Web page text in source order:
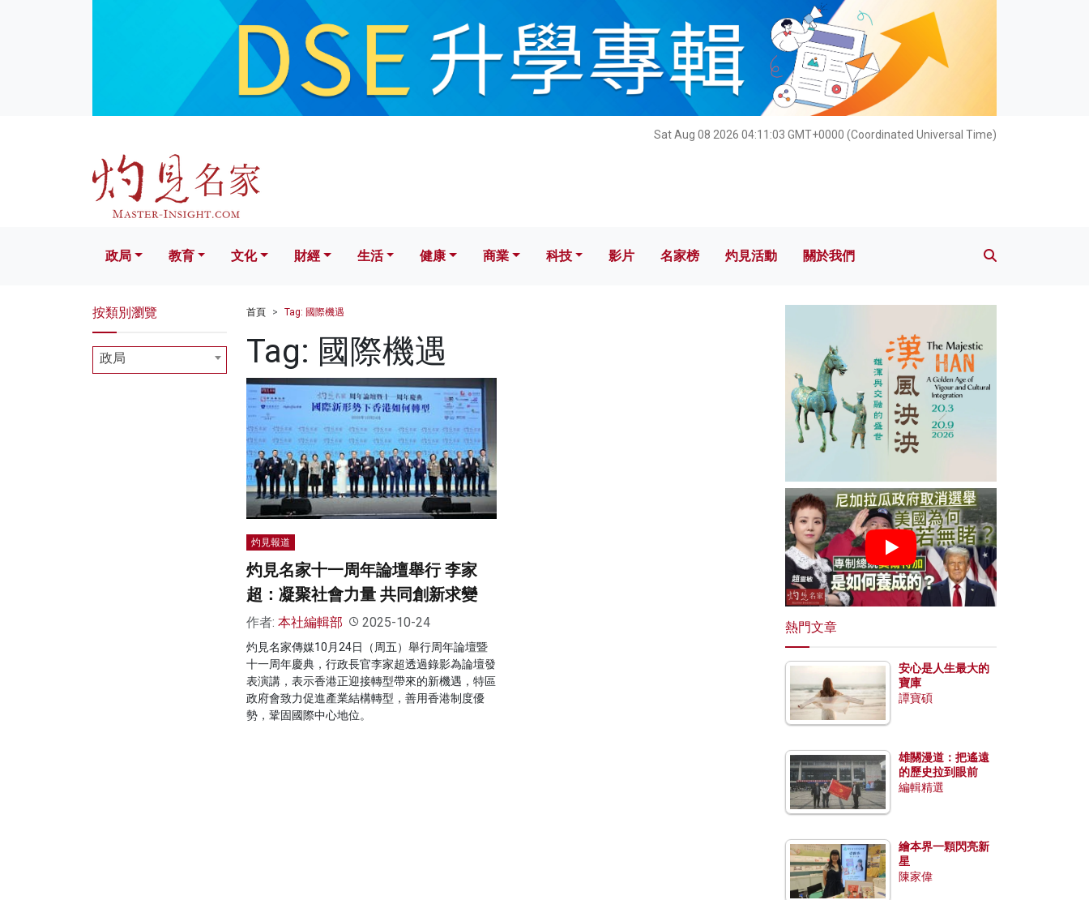
Sat Aug 08 2026 04:11:04 GMT+0000 (Coordinated Universal Time)
文化 財經 生活 健康 科技 影片 名家榜 灼見活動 關於我們
政局 教育 文化 財經 生活 健康 商業 科技 影片 名家榜 灼見活動 關於我們
首頁 Tag: 國際機遇
Tag: 國際機遇
灼見報道
灼見名家十一周年論壇舉行 李家
超：凝聚社會力量 共同創新求變
作者: 本社編輯部 2025-10-24
灼見名家傳媒10月24日（周五）舉行周年論壇暨
十一周年慶典，行政長官李家超透過錄影為論壇發
表演講，表示香港正迎接轉型帶來的新機遇，特區
政府會致力促進產業結構轉型，善用香港制度優
勢，鞏固國際中心地位。
按類別瀏覽
政局
熱門文章
安心是人生最大的
寶庫
譚寶碩
雄關漫道：把遙遠
的歷史拉到眼前
編輯精選
繪本界一顆閃亮新
星
陳家偉